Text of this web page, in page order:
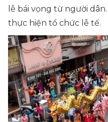
lễ bái vọng từ người
thực hiện tổ chức lễ tế.